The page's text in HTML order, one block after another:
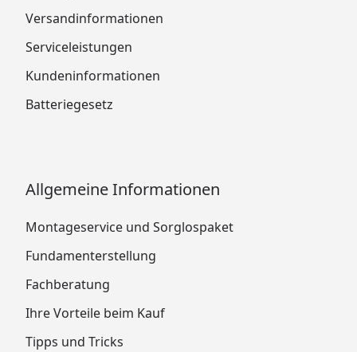
Versandinformationen
Serviceleistungen
Kundeninformationen
Batteriegesetz
Allgemeine Informationen
Montageservice und Sorglospaket
Fundamenterstellung
Fachberatung
Ihre Vorteile beim Kauf
Tipps und Tricks